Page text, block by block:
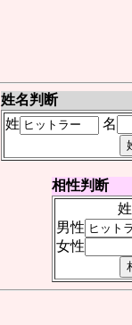
姓名判断
姓
名
相性判断
姓
男性
女性